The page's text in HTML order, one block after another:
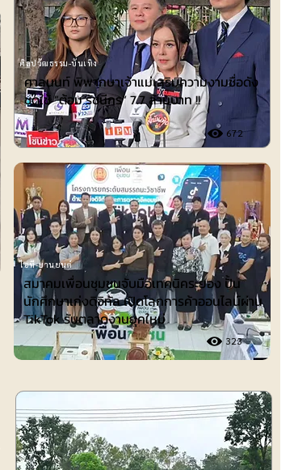
ศาลนนท์ พิพากษาเจ้าแม่เสริมความงามชื่อดัง
ชดใช้ ”ต้อม รัชนีกร“ 7.7 ล้านบาท !!
672
ศิลปวัฒธรรม-บันเทิง
ไอที-ยานยนต์
สมาคมเพื่อนชุมชนจับมือเทคนิคระยอง ปั้น
นักศึกษาเก่งดิจิทัล เปิดโลกการค้าออนไลน์ผ่าน
TikTok รับตลาดงานยุคใหม่
323